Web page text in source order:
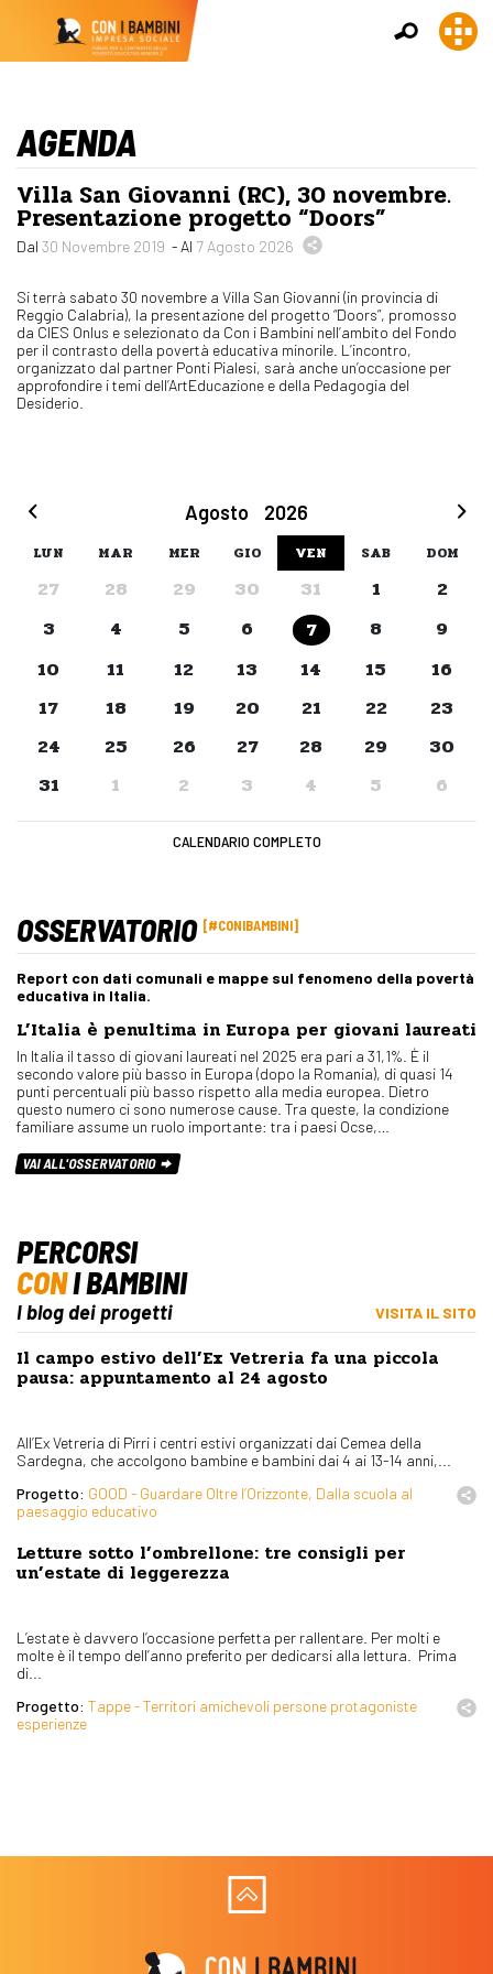
AGENDA
Villa San Giovanni (RC), 30 novembre.
Presentazione progetto “Doors”
Dal 30 Novembre 2019 - Al 7 Agosto 2026
Si terrà sabato 30 novembre a Villa San Giovanni (in provincia di
Reggio Calabria), la presentazione del progetto “Doors”, promosso
da CIES Onlus e selezionato da Con i Bambini nell’ambito del Fondo
per il contrasto della povertà educativa minorile. L’incontro,
organizzato dal partner Ponti Pialesi, sarà anche un’occasione per
approfondire i temi dell’ArtEducazione e della Pedagogia del
Desiderio.
Agosto 2026
LUN MAR MER GIO VEN SAB DOM
27 28 29 30 31 1
2
3
4 5 6 7 8
9
10
11 12 13 14 15
16
17
18 19 20 21 22
23
24
25 26 27 28 29
30
31
1 2 3 4 5 6
CALENDARIO COMPLETO
OSSERVATORIO #CONIBAMBINI
Report con dati comunali e mappe sul fenomeno della povertà
educativa in Italia.
L’Italia è penultima in Europa per giovani laureati
In Italia il tasso di giovani laureati nel 2025 era pari a 31,1%. È il
secondo valore più basso in Europa (dopo la Romania), di quasi 14
punti percentuali più basso rispetto alla media europea. Dietro
questo numero ci sono numerose cause. Tra queste, la condizione
familiare assume un ruolo importante: tra i paesi Ocse,…
VAI ALL'OSSERVATORIO
PERCORSI
CONI BAMBINI
I blog dei progetti VISITA IL SITO
Il campo estivo dell’Ex Vetreria fa una piccola
pausa: appuntamento al 24 agosto
All’Ex Vetreria di Pirri i centri estivi organizzati dai Cemea della
Sardegna, che accolgono bambine e bambini dai 4 ai 13-14 anni,...
Progetto: GOOD - Guardare Oltre l’Orizzonte, Dalla scuola al
paesaggio educativo
Letture sotto l’ombrellone: tre consigli per
un’estate di leggerezza
L’estate è davvero l’occasione perfetta per rallentare. Per molti e
molte è il tempo dell’anno preferito per dedicarsi alla lettura. Prima
di...
Progetto: Tappe - Territori amichevoli persone protagoniste
esperienze